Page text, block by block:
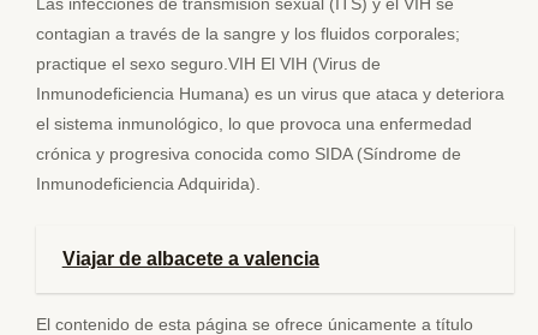
Las infecciones de transmisión sexual (ITS) y el VIH se
contagian a través de la sangre y los fluidos corporales;
practique el sexo seguro.VIH El VIH (Virus de
Inmunodeficiencia Humana) es un virus que ataca y deteriora
el sistema inmunológico, lo que provoca una enfermedad
crónica y progresiva conocida como SIDA (Síndrome de
Inmunodeficiencia Adquirida).
Viajar de albacete a valencia
El contenido de esta página se ofrece únicamente a título